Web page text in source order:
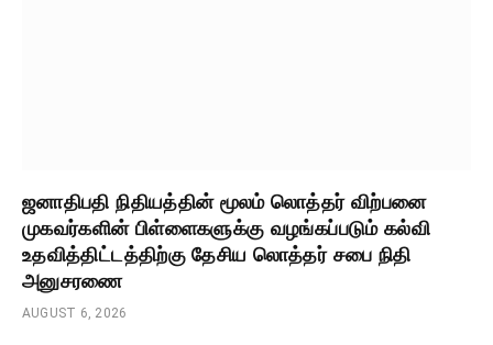
ஜனாதிபதி நிதியத்தின் மூலம் லொத்தர் விற்பனை
முகவர்களின் பிள்ளைகளுக்கு வழங்கப்படும் கல்வி
உதவித்திட்டத்திற்கு தேசிய லொத்தர் சபை நிதி
அனுசரணை
AUGUST 6, 2026